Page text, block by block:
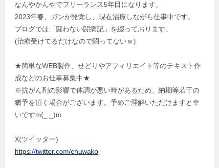
なんやかんやでフリーランス5年目になります。
2023年春、ガンが発覚し、現在治療しながら仕事中です。
ブログでは「闘わない闘病記」を綴っております。
(治療受けてるだけなので闘ってないｗ)
★簡単なWEB製作、せどりやアフィリエイト等のテキスト作
成などのお仕事募集中★
※抗がん剤の影響で体調が悪い時があるため、納期等若干の
猶予を頂く場合がございます。予めご理解いただけますと幸
いですm(_ _)m
X(ツイッター)
https://twitter.com/chuwako